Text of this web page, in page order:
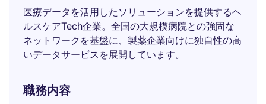
医療データを活用したソリューションを提供するヘ
ルスケアTech企業。全国の大規模病院との強固な
ネットワークを基盤に、製薬企業向けに独自性の高
いデータサービスを展開しています。
職務内容